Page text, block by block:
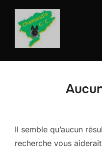
Aller
contenu
Il semble qu’aucun
recherche vous